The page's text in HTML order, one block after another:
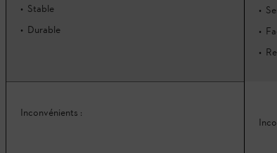
Stable
Durable
Inconvénients :